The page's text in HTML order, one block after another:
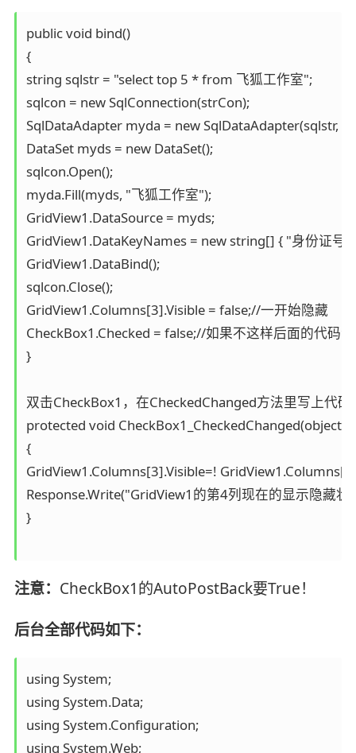
public void bind()
{
string sqlstr = "select top 5 * from 飞狐工作室";
sqlcon = new SqlConnection(strCon);
SqlDataAdapter myda = new SqlDataAdapter(sqlstr,
DataSet myds = new DataSet();
sqlcon.Open();
myda.Fill(myds, "飞狐工作室");
GridView1.DataSource = myds;
GridView1.DataKeyNames = new string[] { "身份证号
GridView1.DataBind();
sqlcon.Close();
GridView1.Columns[3].Visible = false;//一开始隐藏
CheckBox1.Checked = false;//如果不这样后面的代码
}
双击CheckBox1，在CheckedChanged方法里写上代
protected void CheckBox1_CheckedChanged(object
{
GridView1.Columns[3].Visible=!
Response.Write("GridView1的第4列现在的显示隐藏
}
注意： CheckBox1的AutoPostBack要True！
后台全部代码如下：
using System;
using System.Data;
using System.Configuration;
using System.Web;